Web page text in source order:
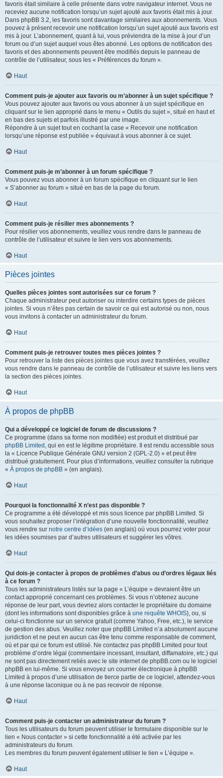
favoris était similaire à celle présente dans votre navigateur internet. Vous ne
receviez aucune notification lorsqu’un sujet ajouté aux favoris était mis à jour.
Dans phpBB 3.2, les favoris sont davantage similaires aux abonnements. Vous
pouvez à présent recevoir une notification lorsqu’un sujet ajouté aux favoris est
mis à jour. L’abonnement, quant à lui, vous préviendra de la mise à jour d’un
forum ou d’un sujet auquel vous êtes abonné. Les options de notification des
favoris et des abonnements peuvent être modifiés depuis le panneau de
contrôle de l’utilisateur, sous les « Préférences du forum ».
Haut
Comment puis-je ajouter aux favoris ou m’abonner à un sujet spécifique ?
Vous pouvez ajouter aux favoris ou vous abonner à un sujet spécifique en
cliquant sur le lien approprié dans le menu « Outils du sujet », situé en haut et
en bas des sujets et parfois illustré par une image.
Répondre à un sujet tout en cochant la case « Recevoir une notification
lorsqu’une réponse est publiée » équivaut à vous abonner à ce sujet.
Haut
Comment puis-je m’abonner à un forum spécifique ?
Vous pouvez vous abonner à un forum spécifique en cliquant sur le lien
« S’abonner au forum » situé en bas de la page du forum.
Haut
Comment puis-je résilier mes abonnements ?
Pour résilier vos abonnements, veuillez vous rendre dans le panneau de
contrôle de l’utilisateur et suivre le lien vers vos abonnements.
Haut
Pièces jointes
Quelles pièces jointes sont autorisées sur ce forum ?
Chaque administrateur peut autoriser ou interdire certains types de pièces
jointes. Si vous n’êtes pas certain de savoir ce qui est autorisé ou non, nous
vous invitons à contacter un administrateur du forum.
Haut
Comment puis-je retrouver toutes mes pièces jointes ?
Pour retrouver la liste des pièces jointes que vous avez transférées, veuillez
vous rendre dans le panneau de contrôle de l’utilisateur et suivre les liens vers
la section des pièces jointes.
Haut
À propos de phpBB
Qui a développé ce logiciel de forum de discussions ?
Ce programme (dans sa forme non modifiée) est produit et distribué par
phpBB Limited , qui en est le légitime propriétaire. Il est rendu accessible sous
la « Licence Publique Générale GNU version 2 (GPL-2.0) » et peut être
distribué gratuitement. Pour plus d’informations, veuillez consulter la rubrique
« À propos de phpBB » (en anglais).
Haut
Pourquoi la fonctionnalité X n’est pas disponible ?
Ce programme a été développé et mis sous licence par phpBB Limited. Si
vous souhaitez proposer l’intégration d’une nouvelle fonctionnalité, veuillez
vous rendre sur notre centre d’idées (en anglais) où vous pourrez voter pour
les idées soumises par d’autres utilisateurs et suggérer les vôtres.
Haut
Qui dois-je contacter à propos de problèmes d’abus ou d’ordres légaux liés
à ce forum ?
Tous les administrateurs listés sur la page « L’équipe » devraient être un
contact approprié concernant ces problèmes. Si vous n’obtenez aucune
réponse de leur part, vous devriez alors contacter le propriétaire du domaine
(dont les informations sont disponibles grâce à une requête WHOIS), ou, si
celui-ci fonctionne sur un service gratuit (comme Yahoo, Free, etc.), le service
de gestion des abus. Veuillez noter que phpBB Limited n’a absolument aucune
juridiction et ne peut en aucun cas être tenu comme responsable de comment,
où et par qui ce forum est utilisé. Ne contactez pas phpBB Limited pour tout
problème d’ordre légal (commentaire incessant, insultant, diffamatoire, etc.) qui
ne sont pas directement reliés avec le site internet de phpBB.com ou le logiciel
phpBB en lui-même. Si vous envoyez un courrier électronique à phpBB
Limited à propos d’une utilisation de tierce partie de ce logiciel, attendez-vous
à une réponse laconique ou à ne pas recevoir de réponse.
Haut
Comment puis-je contacter un administrateur du forum ?
Tous les utilisateurs du forum peuvent utiliser le formulaire disponible sur le
lien « Nous contacter » si cette fonctionnalité a été activée par les
administrateurs du forum.
Les membres du forum peuvent également utiliser le lien « L’équipe ».
Haut